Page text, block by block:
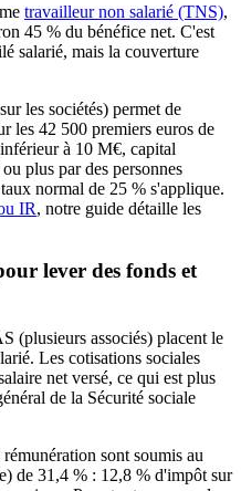
travailleur non salarié (TNS),
45 % du bénéfice net. C'est
salarié, mais la couverture
les sociétés) permet de
les 42 500 premiers euros de
à 10 M€, capital
plus par des personnes
normal de 25 % s'applique.
IR, notre guide détaille les
lever des fonds et
(plusieurs associés) placent le
Les cotisations sociales
net versé, ce qui est plus
de la Sécurité sociale
sont soumis au
de 31,4 % : 12,8 % d'impôt sur